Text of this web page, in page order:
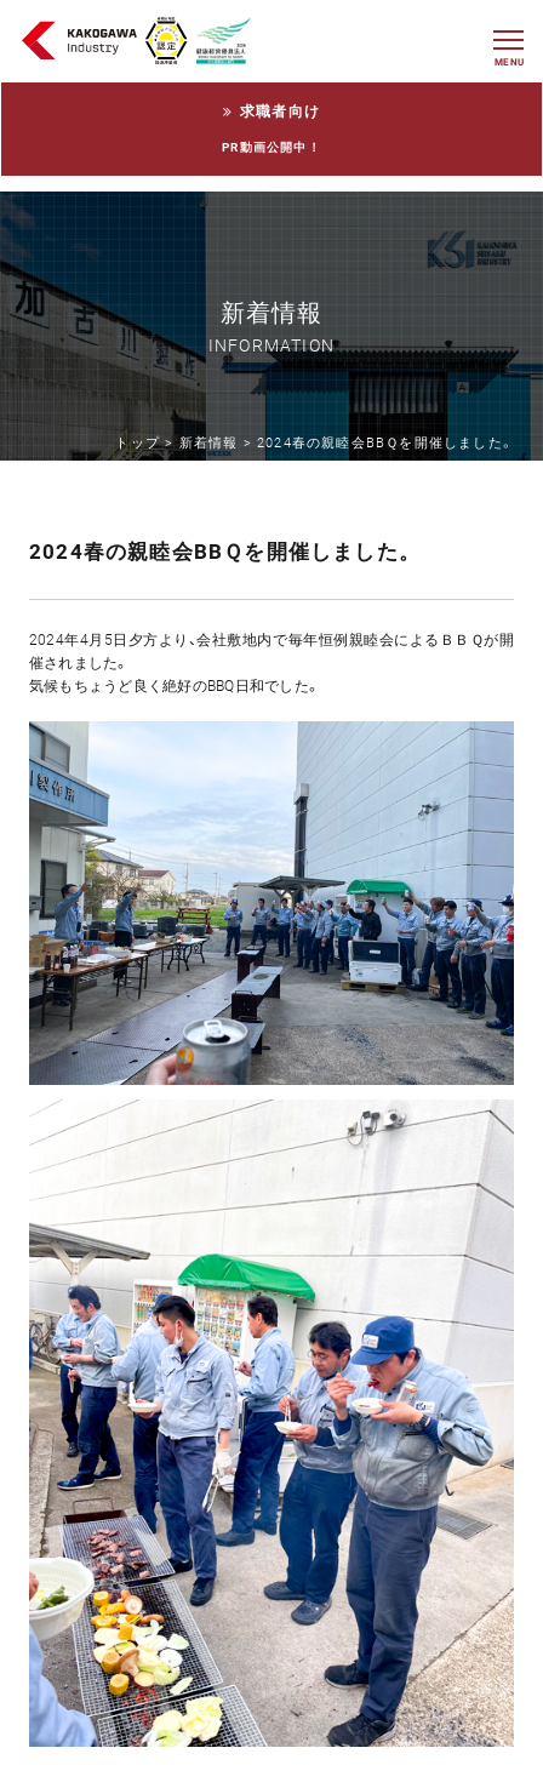
MENU
求職者向け
PR動画公開中！
新着情報
INFORMATION
トップ > 新着情報 > 2024春の親睦会BBＱを開催しました。
2024春の親睦会BBＱを開催しました。
2024年4月5日夕方より、会社敷地内で毎年恒例親睦会によるＢＢＱが開
催されました。
気候もちょうど良く絶好のBBQ日和でした。